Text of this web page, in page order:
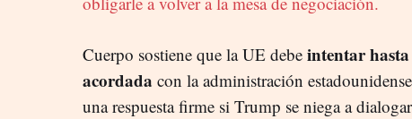
Cuerpo sostiene que la UE debe intentar
acordada con la administración
una respuesta firme si Trump se niega a